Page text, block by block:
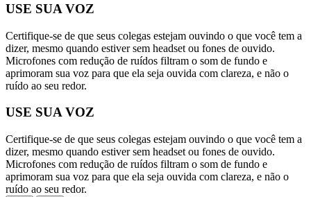
USE SUA VOZ
Certifique-se de que seus colegas estejam ouvindo o que você tem a
dizer, mesmo quando estiver sem headset ou fones de ouvido.
Microfones com redução de ruídos filtram o som de fundo e
aprimoram sua voz para que ela seja ouvida com clareza, e não o
ruído ao seu redor.
USE SUA VOZ
Certifique-se de que seus colegas estejam ouvindo o que você tem a
dizer, mesmo quando estiver sem headset ou fones de ouvido.
Microfones com redução de ruídos filtram o som de fundo e
aprimoram sua voz para que ela seja ouvida com clareza, e não o
ruído ao seu redor.